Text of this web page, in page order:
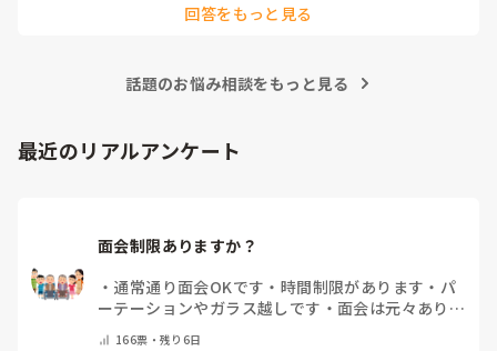
きたなと感じており、新しく喜ばれるようなアイデアを探し
イベントをしている」「年〇回、こんな大型行事がある」
と嬉しいです。
回答をもっと見る
話題のお悩み相談をもっと見る
最近のリアルアンケート
面会制限ありますか？
・ 通常通り面会OKです ・ 時間制限があります ・ パ
ーテーションやガラス越しです ・ 面会は元々ありま
166票・残り6日